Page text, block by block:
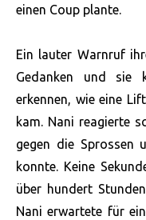
einen Coup plante.
Ein lauter Warnruf
Gedanken und sie
erkennen, wie eine
kam. Nani reagierte
gegen die Sprossen
konnte. Keine
über hundert
Nani erwartete für